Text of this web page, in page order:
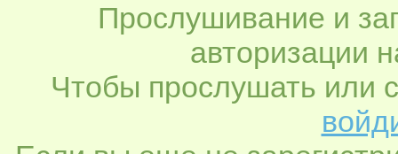
Прослушивание и
авторизации
Чтобы прослушать или